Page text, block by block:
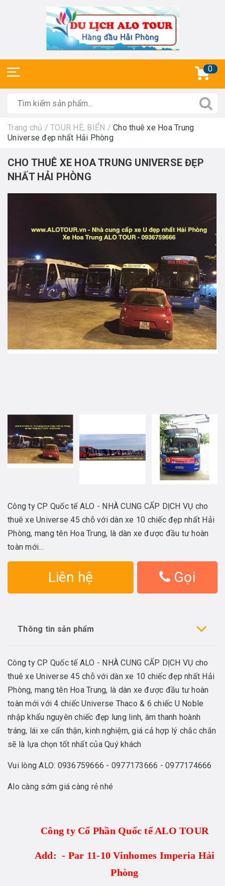
0
Trang chủ / TOUR HÈ, BIỂN / Cho thuê xe Hoa Trung
Universe đẹp nhất Hải Phòng
CHO THUÊ XE HOA TRUNG UNIVERSE ĐẸP
NHẤT HẢI PHÒNG
Công ty CP Quốc tế ALO - NHÀ CUNG CẤP DỊCH VỤ cho
thuê xe Universe 45 chỗ với dàn xe 10 chiếc đẹp nhất Hải
Phòng, mang tên Hoa Trung, là dàn xe được đầu tư hoàn
toàn mới...
Liên hệ Gọi
Thông tin sản phẩm
Công ty CP Quốc tế ALO - NHÀ CUNG CẤP DỊCH VỤ cho
thuê xe Universe 45 chỗ với dàn xe 10 chiếc đẹp nhất Hải
Phòng, mang tên Hoa Trung, là dàn xe được đầu tư hoàn
toàn mới với 4 chiếc Universe Thaco & 6 chiếc U Noble
nhập khẩu nguyên chiếc đẹp lung linh, âm thanh hoành
tráng, lái xe cẩn thận, kinh nghiệm, giá cả hợp lý chắc chắn
sẽ là lựa chọn tốt nhất của Quý khách
Vui lòng ALO: 0936759666 - 0977173666 - 0977174666
Alo càng sớm giá càng rẻ nhé
Công ty Cổ Phần Quốc tế ALO TOUR
Add: - Par 11-10 Vinhomes Imperia Hải
Phòng